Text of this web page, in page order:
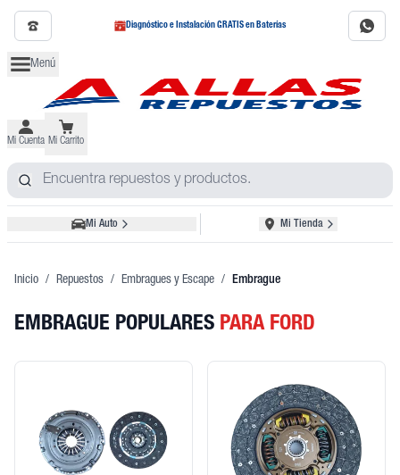
Diagnóstico e Instalación GRATIS en Baterías
Menú
Mi Cuenta Mi Carrito
Mi Auto Mi Tienda
Inicio / Repuestos / Embragues y Escape / Embrague
EMBRAGUE POPULARES PARA FORD